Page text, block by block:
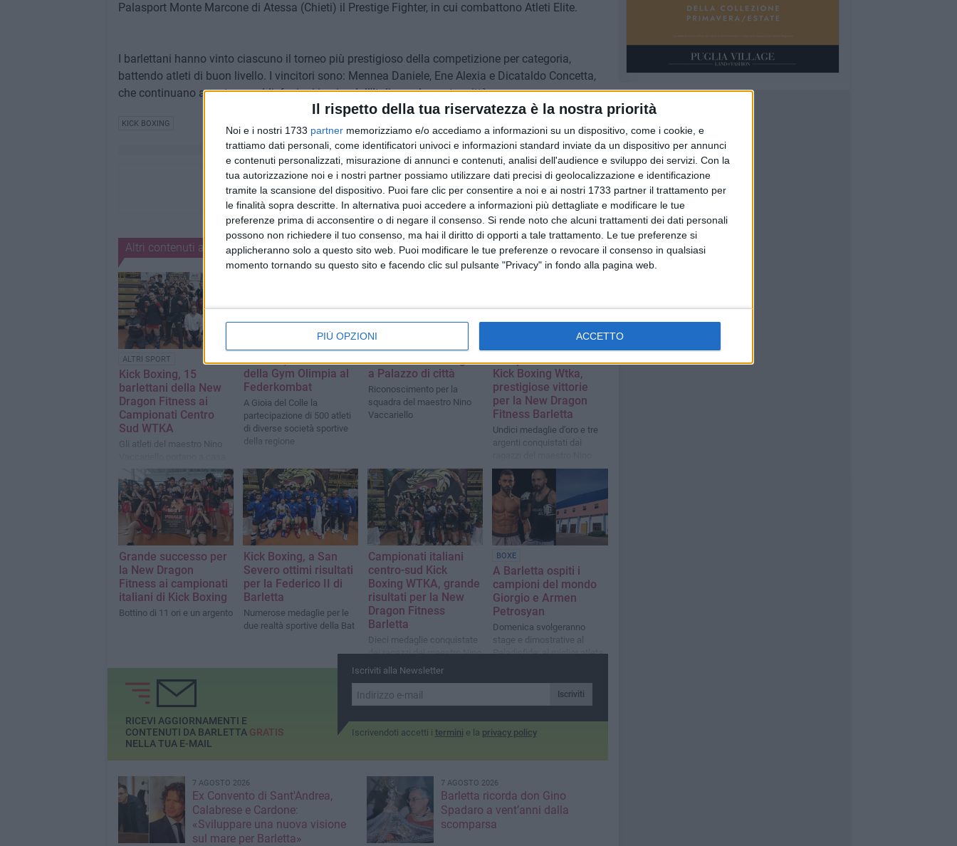
Il rispetto della tua riservatezza è la nostra priorità
Noi e i nostri 1733 partner memorizziamo e/o accediamo a informazioni su un dispositivo, come i cookie, e
trattiamo dati personali, come identificatori univoci e informazioni standard inviate da un dispositivo per annunci
e contenuti personalizzati, misurazione di annunci e contenuti, analisi dell'audience e sviluppo dei servizi. Con la
tua autorizzazione noi e i nostri partner possiamo utilizzare dati precisi di geolocalizzazione e identificazione
tramite la scansione del dispositivo. Puoi fare clic per consentire a noi e ai nostri 1733 partner il trattamento per
le finalità sopra descritte. In alternativa puoi accedere a informazioni più dettagliate e modificare le tue
preferenze prima di acconsentire o di negare il consenso. Si rende noto che alcuni trattamenti dei dati personali
possono non richiedere il tuo consenso, ma hai il diritto di opporti a tale trattamento. Le tue preferenze si
applicheranno solo a questo sito web. Puoi modificare le tue preferenze o revocare il consenso in qualsiasi
momento tornando su questo sito e facendo clic sul pulsante "Privacy" in fondo alla pagina web.
PIÙ OPZIONI ACCETTO
Palasport Monte Marcone di Atessa (Chieti) il Prestige Fighter, in cui combattono Atleti Elite.
I barlettani hanno vinto ciascuno il torneo più prestigioso della competizione per categoria,
battendo atleti di buon livello. I vincitori sono: Mennea Daniele, Ene Alexia e Dicataldo Concetta,
che continuano a portare soddisfazioni in giro dall'Italia per la nostra città.
KICK BOXING
Altri contenuti a tema
ALTRI SPORT
Kick Boxing, 15
barlettani della New
Dragon Fitness ai
Campionati Centro
Sud WTKA
Gli atleti del maestro Nino
14 medaglie d'oro
Barletta, il successo
della Gym Olimpia al
Federkombat
A Gioia del Colle la
partecipazione di 500 atleti
di diverse società sportive
della regione
La Team New Dragon
a Palazzo di città
Riconoscimento per la
squadra del maestro Nino
Vaccariello
Campionati Italiani
Kick Boxing Wtka,
prestigiose vittorie
per la New Dragon
Fitness Barletta
Undici medaglie d’oro e tre
argenti conquistati dai
Gaetano Vaccariello
Grande successo per
la New Dragon
Fitness ai campionati
italiani di Kick Boxing
Bottino di 11 ori e un argento
Kick Boxing, a San
Severo ottimi risultati
per la Federico II di
Barletta
Numerose medaglie per le
due realtà sportive della Bat
Campionati italiani
centro-sud Kick
Boxing WTKA, grande
risultati per la New
Dragon Fitness
Barletta
Dieci medaglie conquistate
dai ragazzi del maestro Nino
Vaccariello
BOXE
A Barletta ospiti i
campioni del mondo
Giorgio e Armen
Petrosyan
Domenica svolgeranno
stage e dimostrative al
Paladisfida: al miglior atleta
Iscriviti alla Newsletter
Iscriviti
Iscrivendoti accetti i termini e la privacy policy
RICEVI AGGIORNAMENTI E
CONTENUTI DA BARLETTA GRATIS
NELLA TUA E-MAIL
7 AGOSTO 2026
Ex Convento di Sant'Andrea,
Calabrese e Cardone:
«Sviluppare una nuova visione
sul mare per Barletta»
7 AGOSTO 2026
Barletta ricorda don Gino
Spadaro a vent’anni dalla
scomparsa